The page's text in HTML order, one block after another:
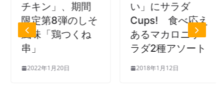
チキン」、期間
限定第8弾のしそ
風味「鶏つくね
串」
2022年1月20日
い」にサラダ
Cups! 食べ応え
あるマカロニサ
ラダ2種アソート
2018年1月12日